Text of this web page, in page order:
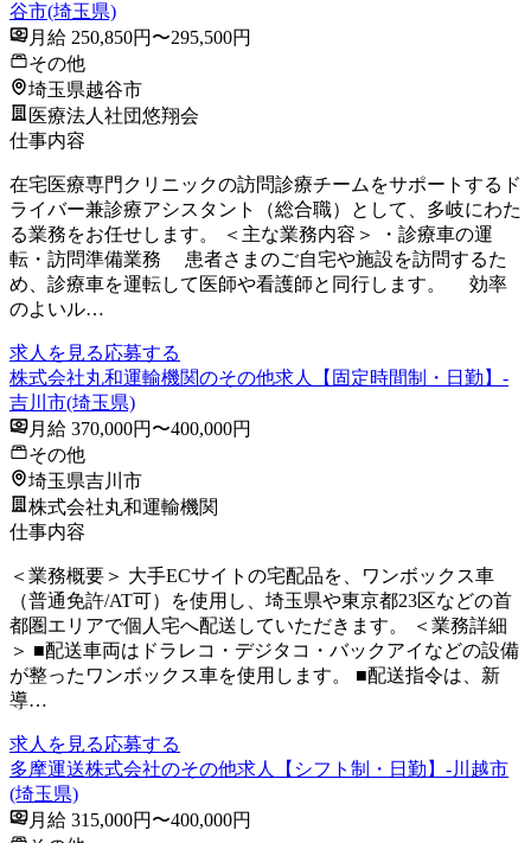
谷市(埼玉県)
月給 250,850円〜295,500円
その他
埼玉県越谷市
医療法人社団悠翔会
仕事内容
在宅医療専門クリニックの訪問診療チームをサポートするド
ライバー兼診療アシスタント（総合職）として、多岐にわた
る業務をお任せします。 ＜主な業務内容＞ ・診療車の運
転・訪問準備業務 患者さまのご自宅や施設を訪問するた
め、診療車を運転して医師や看護師と同行します。 効率
のよいル…
求人を見る応募する
株式会社丸和運輸機関のその他求人【固定時間制・日勤】-
吉川市(埼玉県)
月給 370,000円〜400,000円
その他
埼玉県吉川市
株式会社丸和運輸機関
仕事内容
＜業務概要＞ 大手ECサイトの宅配品を、ワンボックス車
（普通免許/AT可）を使用し、埼玉県や東京都23区などの首
都圏エリアで個人宅へ配送していただきます。 ＜業務詳細
＞ ■配送車両はドラレコ・デジタコ・バックアイなどの設備
が整ったワンボックス車を使用します。 ■配送指令は、新
導…
求人を見る応募する
多摩運送株式会社のその他求人【シフト制・日勤】-川越市
(埼玉県)
月給 315,000円〜400,000円